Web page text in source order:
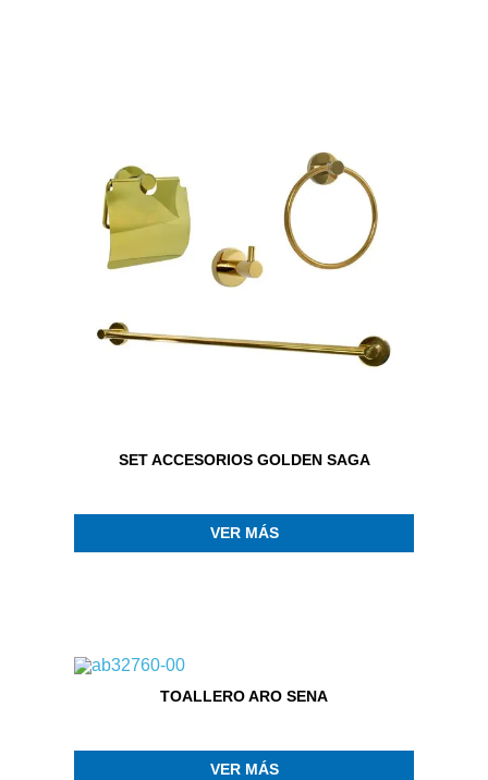
SET ACCESORIOS GOLDEN SAGA
VER MÁS
TOALLERO ARO SENA
VER MÁS